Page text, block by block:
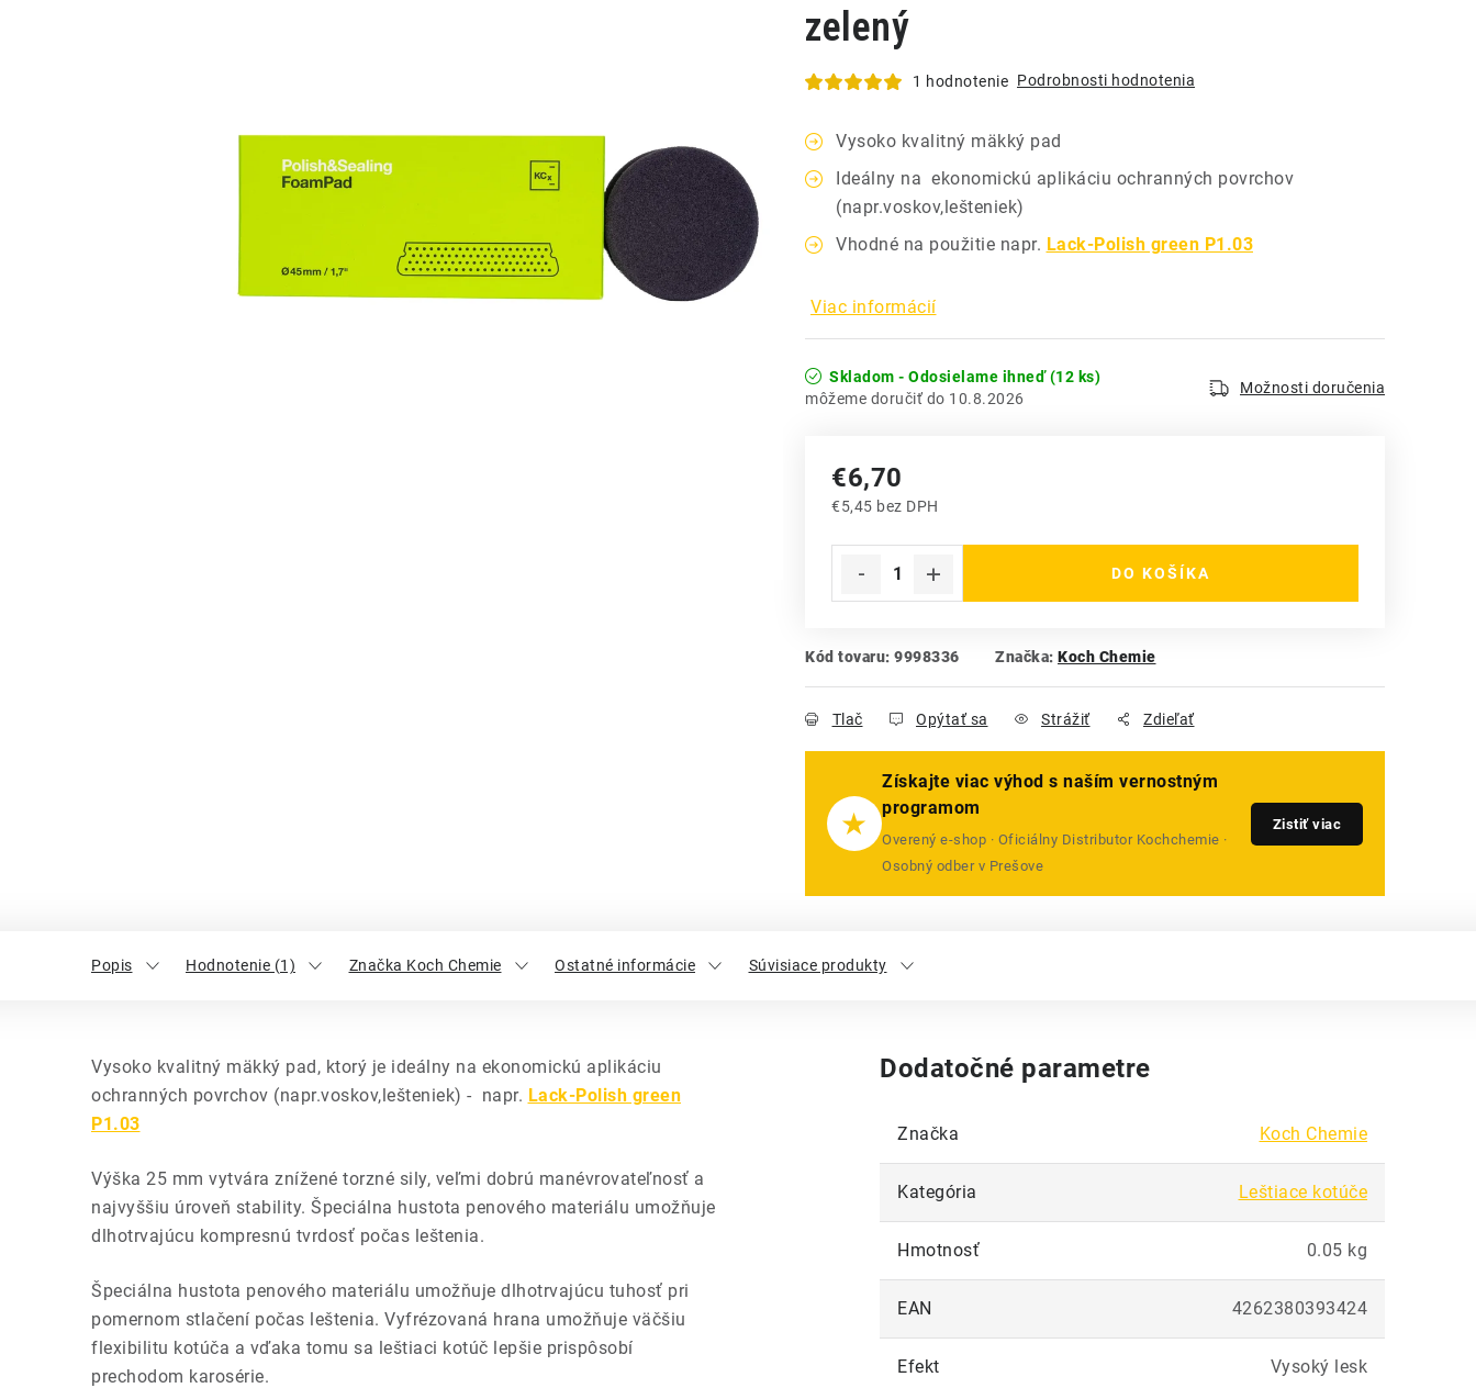
zelený
1 hodnotenie Podrobnosti hodnotenia
Vysoko kvalitný mäkký pad
Ideálny na ekonomickú aplikáciu ochranných povrchov
(napr.voskov,lešteniek)
Vhodné na použitie napr. Lack-Polish green P1.03
Viac informácií
Skladom - Odosielame ihneď(12 ks)
10.8.2026
Možnosti doručenia
€6,70
€5,45 bez DPH
DO KOŠÍKA
Kód tovaru: 9998336 Značka: Koch Chemie
Tlač Opýtať sa Strážiť Zdieľať
★
Získajte viac výhod s naším vernostným
programom
Overený e-shop · Oficiálny Distributor Kochchemie ·
Osobný odber v Prešove
Zistiť viac
Popis Hodnotenie (1) Značka Koch Chemie Ostatné informácie Súvisiace produkty
Vysoko kvalitný mäkký pad, ktorý je ideálny na ekonomickú aplikáciu
ochranných povrchov (napr.voskov,lešteniek) - napr. Lack-Polish green
P1.03
Výška 25 mm vytvára znížené torzné sily, veľmi dobrú manévrovateľnosť a
najvyššiu úroveň stability. Špeciálna hustota penového materiálu umožňuje
dlhotrvajúcu kompresnú tvrdosť počas leštenia.
Špeciálna hustota penového materiálu umožňuje dlhotrvajúcu tuhosť pri
pomernom stlačení počas leštenia. Vyfrézovaná hrana umožňuje väčšiu
flexibilitu kotúča a vďaka tomu sa leštiaci kotúč lepšie prispôsobí
prechodom karosérie.
Dodatočné parametre
Značka Koch Chemie
Kategória Leštiace kotúče
Hmotnosť 0.05 kg
EAN 4262380393424
Efekt Vysoký lesk